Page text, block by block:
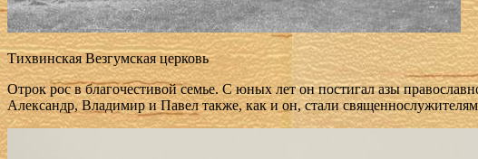
Тихвинская Везгумская церковь
Отрок рос в благочестивой семье. С юных лет он постигал азы
Александр, Владимир и Павел также, как и он, стали